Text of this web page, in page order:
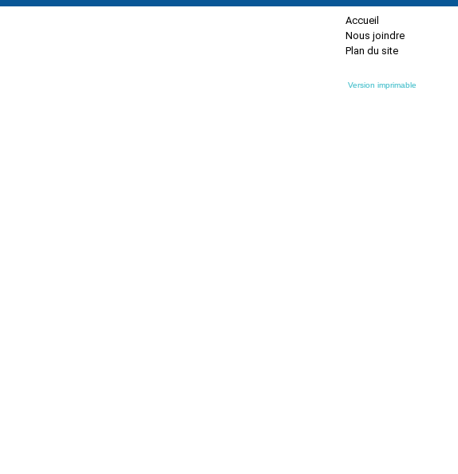
Accueil
Nous joindre
Plan du site
Version imprimable